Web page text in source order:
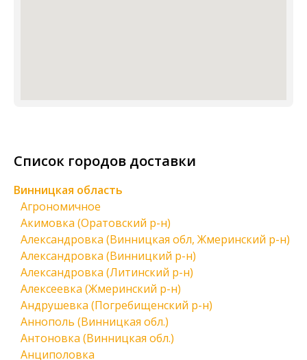
Список городов доставки
Винницкая область
Агрономичное
Акимовка (Оратовский р-н)
Александровка (Винницкая обл, Жмеринский р-н)
Александровка (Винницкий р-н)
Александровка (Литинский р-н)
Алексеевка (Жмеринский р-н)
Андрушевка (Погребищенский р-н)
Аннополь (Винницкая обл.)
Антоновка (Винницкая обл.)
Анциполовка